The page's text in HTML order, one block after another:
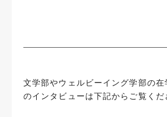
文学部やウェルビーイング学部の
のインタビューは下記からご覧くだ